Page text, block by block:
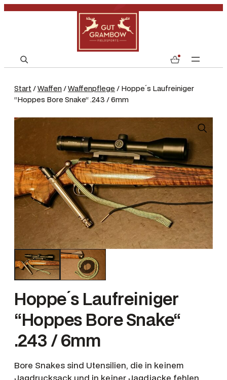
e
r
h
0
Start /Waffen /Waffenpflege / Hoppe´s Laufreiniger
“Hoppes Bore Snake“ .243 / 6mm
Hoppe´s Laufreiniger
“Hoppes Bore Snake“
.243 / 6mm
Bore Snakes sind Utensilien, die in keinem
Jagdrucksack und in keiner Jagdjacke fehlen